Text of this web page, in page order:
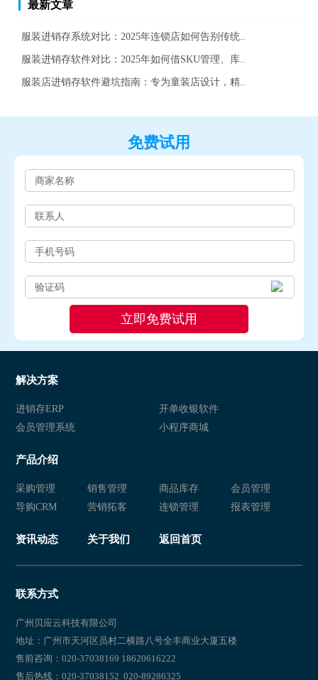
最新文章
服装进销存系统对比：2025年连锁店如何告别传统..
服装进销存软件对比：2025年如何借SKU管理、库..
服装店进销存软件避坑指南：专为童装店设计，精..
免费试用
解决方案
进销存ERP
开单收银软件
会员管理系统
小程序商城
产品介绍
采购管理 销售管理 商品库存
会员管理
导购CRM
营销拓客 连锁管理 报表管理
资讯动态 关于我们 返回首页
联系方式
广州贝应云科技有限公司
地址：广州市天河区员村二横路八号全丰商业大厦五楼
售前咨询：020-37038169 18620616222
售后热线：020-37038152 020-89286325